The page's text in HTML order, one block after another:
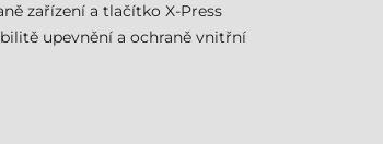
zařízení a tlačítko X-Press
upevnění a ochraně vnitřní